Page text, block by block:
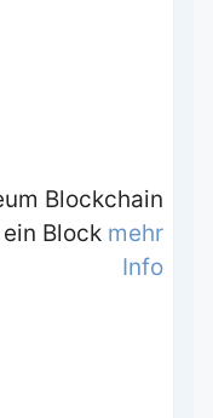
Blockchain
Block mehr
Info